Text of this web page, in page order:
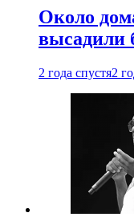
Около
высадили
2 года спустя2